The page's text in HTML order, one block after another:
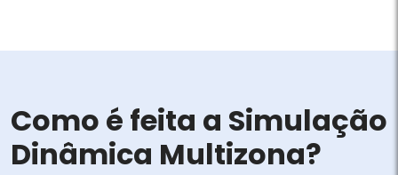
Como é feita a Simulação
Dinâmica Multizona?